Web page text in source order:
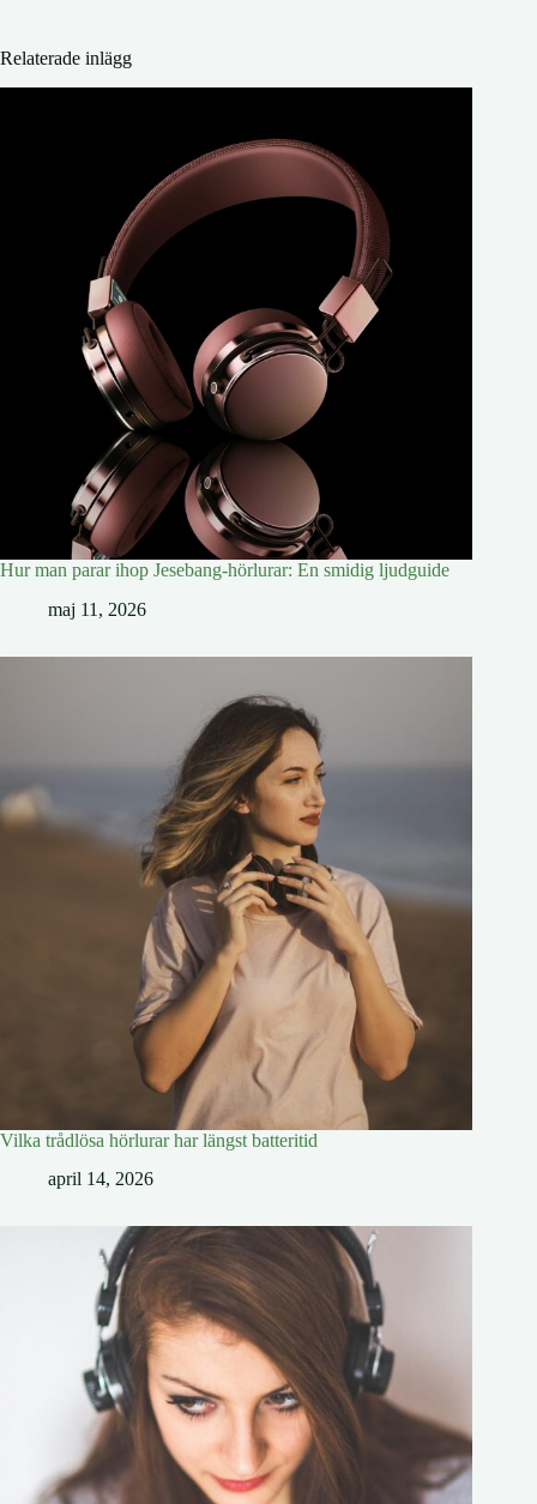
Relaterade inlägg
Hur man parar ihop Jesebang-hörlurar: En smidig ljudguide
maj 11, 2026
Vilka trådlösa hörlurar har längst batteritid
april 14, 2026